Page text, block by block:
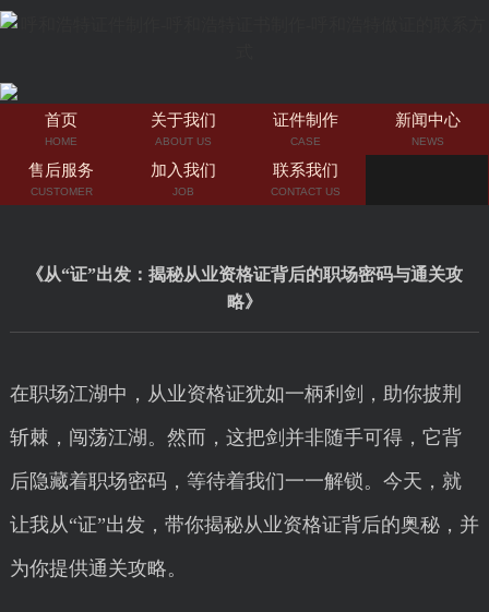
首页
HOME
关于我们
ABOUT US
证件制作
CASE
新闻中心
NEWS
售后服务
CUSTOMER
加入我们
JOB
联系我们
CONTACT US
《从“证”出发：揭秘从业资格证背后的职场密码与通关攻
略》
在职场江湖中，从业资格证犹如一柄利剑，助你披荆
斩棘，闯荡江湖。然而，这把剑并非随手可得，它背
后隐藏着职场密码，等待着我们一一解锁。今天，就
让我从“证”出发，带你揭秘从业资格证背后的奥秘，并
为你提供通关攻略。